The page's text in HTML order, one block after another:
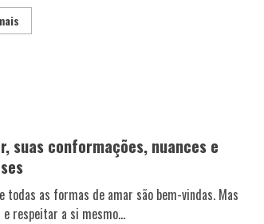
suas conformações, nuances e
todas as formas de amar são bem-vindas. Mas
respeitar a si mesmo...